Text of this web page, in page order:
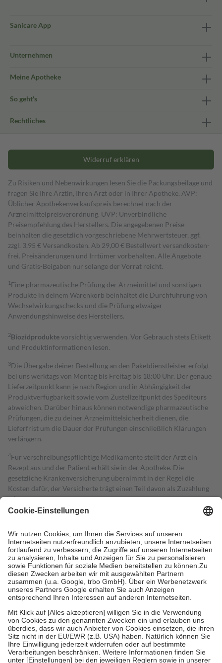
Sanicare App
Unternehmen
Meine Apotheke
So geht's
Rechtliches
Widerruf erklären
Zu Risiken und Nebenwirkungen lesen Sie die Packungsbeilage und
fragen Sie Ihre Ärztin, Ihren Arzt oder in Ihrer Apotheke. AVP:
Üblicher Apothekenverkaufspreis berechnet nach der
Arzneimittelpreisverordnung. UVP: Unverbindliche
Preisempfehlung des Herstellers. Die angegebenen Preise
beinhalten die gesetzlich vorgeschriebene Mehrwertsteuer, ggf.
zzgl. 3,95 € Versandkosten. Ab 29,00 € Bestell­wert versand­kosten­
frei. Preisänderungen und Irrtümer vorbehalten. Alle Angebote
und Gratis-Beigaben nur solange der Vorrat reicht.
1 Eine pharmazeutische Prüfung der Arzneimittel und sonstigen
Produkte in deinem Warenkorb beinhaltet die Durchführung von
Wechselwirkungschecks und die Prüfung etwaiger
Anwendungshinweise des Herstellers.
2Biozidproduktevorsichtig verwenden. Vor Gebrauch stets Etikett
und Produktinformationen lesen.
3Die Übergabe deiner Bestellung an den Paketdienstleister erfolgt
bei uns werktags von Montag bis Freitag bis 18:00 Uhr. Der genaue
Lieferzeitpunkt kann je nach Region und in Abhängigkeit der
Produktverfügbarkeit sowie vom Zustellzeitpunkt des Spediteurs
abweichen. Darüber hinaus können notwendige pharmazeutische
Prüfungen, die zu deiner Arzneimittelsicherheit dienen, die
Lieferfrist um die Dauer der Prüfungen einschließlich Klärungen
verlängern.
4Für verschreibungspflichtige Medikamente stellt der Arzt ein
Rezept aus und der Patient erhält sie in der Apotheke. Die
gesetzliche Krankenversicherung übernimmt in der Regel die
Kosten dafür, der Versicherte trägt einen Teil davon als Zuzahlung
mit.
Grundsätzlich leisten Mitglieder Zuzahlungen in Höhe von zehn
höchstens zehn Euro.
Es sind jedoch nie mehr als die tatsächlichen
Kosten der Leistung zu entrichten.
Diese Regeln gelten grundsätzlich auch für Online-Apotheken.
Bei Heilmitteln und häuslicher Krankenpflege beträgt die
Zuzahlung zehn Prozent der Kosten sowie zehn Euro je
Verordnung.
Um das Engagement der Versicherten für ihre eigene Gesundheit zu
stärken und die besondere Stellung der Familie zu unterstützen,
fallenkeine Zuzahlungenan bei:
• Kindern und Jugendlichen bis zum vollendeten 18. Lebensjahr
mit Ausnahme der Fahrkosten
• Untersuchungen zur Vorsorge und Früherkennung, die von der
GKV getragen werden